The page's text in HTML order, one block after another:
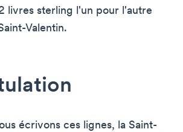
livres sterling l'un pour l'autre
Valentin.
écrivons ces lignes, la Saint-